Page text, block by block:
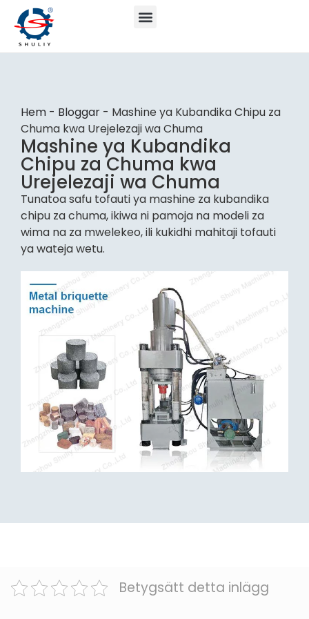
Hem - Bloggar - Mashine ya Kubandika Chipu za
Chuma kwa Urejelezaji wa Chuma
Mashine ya Kubandika
Chipu za Chuma kwa
Urejelezaji wa Chuma
Tunatoa safu tofauti ya mashine za kubandika
chipu za chuma, ikiwa ni pamoja na modeli za
wima na za mwelekeo, ili kukidhi mahitaji tofauti
ya wateja wetu.
Betygsätt detta inlägg